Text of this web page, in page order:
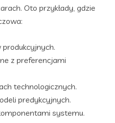
Oto przykłady, gdzie
z preferencjami
technologicznych.
predykcyjnych.
systemu.